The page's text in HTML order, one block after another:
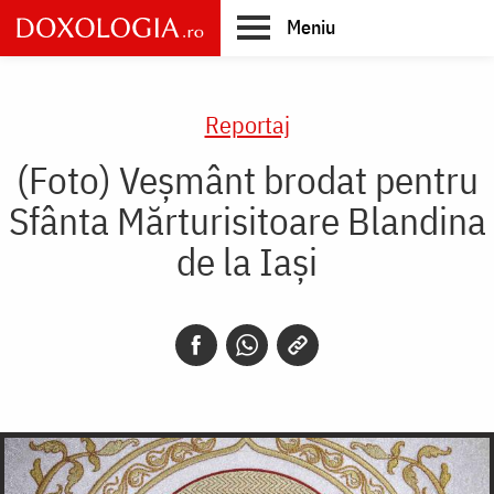
Skip
to
main
Meniu
Reportaj
(Foto) Veșmânt brodat pentru
Sfânta Mărturisitoare Blandina
de la Iași